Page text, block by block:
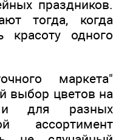
праздников.
тогда, когда
красоту одного
маркета"
выбор цветов на
для разных
ассортимент